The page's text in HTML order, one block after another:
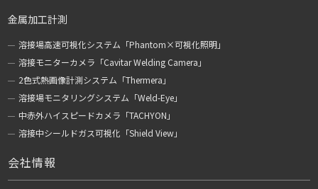
金属加工計測
溶接場高速可視化システム「Phantom×可視化照明」
溶接モニターカメラ「Cavitar Welding Camera」
2色式熱画像計測システム「Thermera」
溶接場モニタリングシステム「Weld-Eye」
中赤外ハイスピードカメラ「TACHYON」
溶接中シールドガス可視化「Shield View」
会社情報